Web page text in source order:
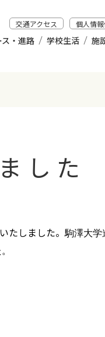
交通アクセス 個人情
ス・進路 学校生活 施
した
たしました。駒澤大学